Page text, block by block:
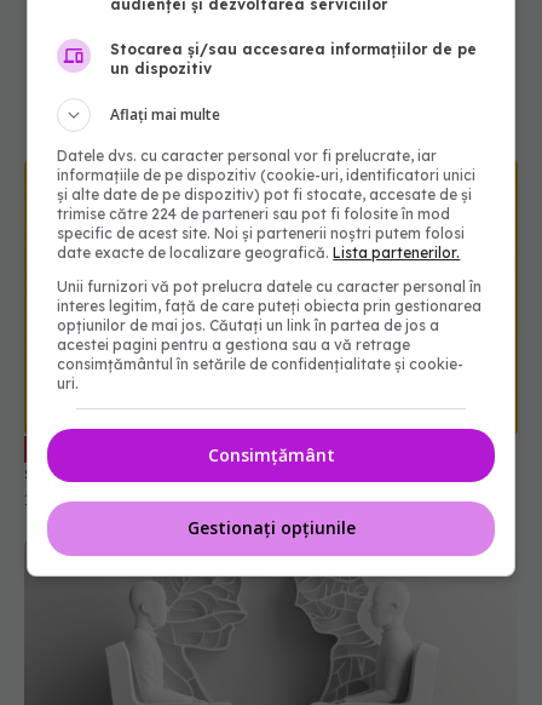
EXCLUSIV
severe se confundă durerea de stomac
12 aug 2025, 23:31
audienței și dezvoltarea serviciilor
Stocarea și/sau accesarea informațiilor de pe
un dispozitiv
Aflați mai multe
Datele dvs. cu caracter personal vor fi prelucrate, iar
informațiile de pe dispozitiv (cookie-uri, identificatori unici
și alte date de pe dispozitiv) pot fi stocate, accesate de și
trimise către 224 de parteneri sau pot fi folosite în mod
specific de acest site. Noi și partenerii noștri putem folosi
date exacte de localizare geografică.Lista partenerilor.
Unii furnizori vă pot prelucra datele cu caracter personal în
interes legitim, față de care puteți obiecta prin gestionarea
opțiunilor de mai jos. Căutați un link în partea de jos a
acestei pagini pentru a gestiona sau a vă retrage
consimțământul în setările de confidențialitate și cookie-
uri.
Consimțământ
Gestionați opțiunile